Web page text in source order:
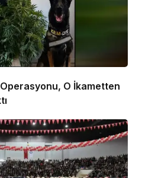
O İkametten